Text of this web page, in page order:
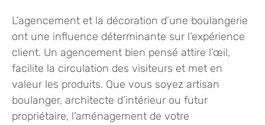
L’agencement et la décoration d’une boulangerie
ont une influence déterminante sur l’expérience
client. Un agencement bien pensé attire l’œil,
facilite la circulation des visiteurs et met en
valeur les produits. Que vous soyez artisan
boulanger, architecte d’intérieur ou futur
propriétaire, l’aménagement de votre